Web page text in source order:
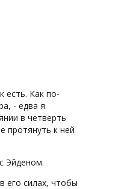
есть. Как по-
- едва я
в четверть
протянуть к ней
Эйденом.
его силах, чтобы